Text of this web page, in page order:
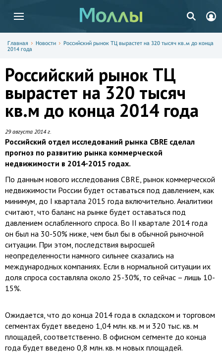
Главная Новости
Российский рынок ТЦ вырастет на 320 тысяч кв.м до конца
2014 года
Российский рынок ТЦ
вырастет на 320 тысяч
кв.м до конца 2014 года
29 августа 2014 г.
Российский отдел исследований рынка CBRE сделал
прогноз по развитию рынка коммерческой
недвижимости в 2014-2015 годах.
По данным нового исследования CBRE, рынок коммерческой
недвижимости России будет оставаться под давлением, как
минимум, до I квартала 2015 года включительно. Аналитики
считают, что баланс на рынке будет оставаться под
давлением ослабленного спроса. Во II квартале 2014 года
он был на 30-50% ниже, чем был бы в обычной рыночной
ситуации. При этом, последствия выросшей
неопределенности намного сильнее сказались на
международных компаниях. Если в нормальной ситуации их
доля спроса составляла около 25-30%, то сейчас – лишь 10-
15%.
Ожидается, что до конца 2014 года в складском и торговом
сегментах будет введено 1,04 млн. кв. м и 320 тыс. кв. м
площадей, соответственно. В офисном сегменте до конца
года будет введено 0,8 млн. кв. м новых площадей.